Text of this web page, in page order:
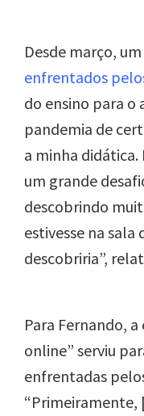
Desde março,
enfrentados
do ensino para o
pandemia de
a minha didática.
um grande
descobrindo
estivesse na sala
descobriria”,
Para Fernando,
online” serviu
enfrentadas